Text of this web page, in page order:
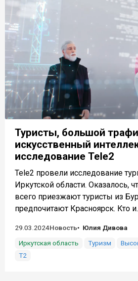
Туристы, большой
искусственный
исследование Tele2
Tele2 провели исследование
Иркутской области. Оказалось,
всего приезжают туристы из
предпочитают Красноярск. Кто
29.03.2024Новость
Юлия Дивова
Иркутская область
Туризм
Т2